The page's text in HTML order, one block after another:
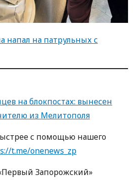
напал на патрульных с
на блокпостах: вынесен
из Мелитополя
с помощью нашего
t.me/onenews_zp
Запорожский»